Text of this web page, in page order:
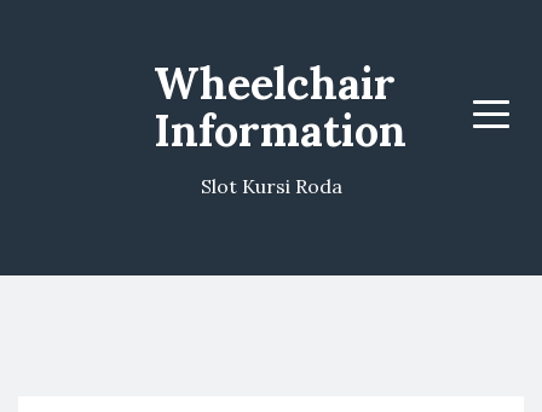
Wheelchair
Information
Slot Kursi Roda
Menu